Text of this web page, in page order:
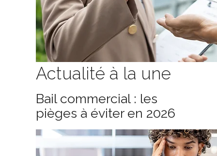
Actualité à la une
Bail commercial : les
pièges à éviter en 2026